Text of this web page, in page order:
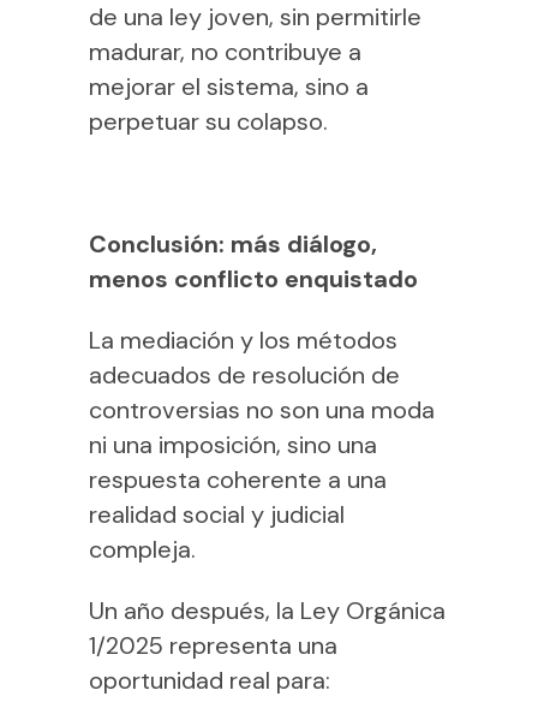
de una ley joven, sin permitirle
madurar, no contribuye a
mejorar el sistema, sino a
perpetuar su colapso.
Conclusión: más diálogo,
menos conflicto enquistado
La mediación y los métodos
adecuados de resolución de
controversias no son una moda
ni una imposición, sino una
respuesta coherente a una
realidad social y judicial
compleja.
Un año después, la Ley Orgánica
1/2025 representa una
oportunidad real para: